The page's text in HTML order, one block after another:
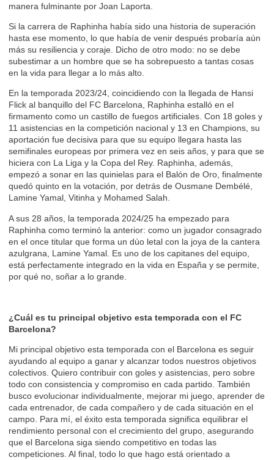
manera fulminante por Joan Laporta.
Si la carrera de Raphinha había sido una historia de superación
hasta ese momento, lo que había de venir después probaría aún
más su resiliencia y coraje. Dicho de otro modo: no se debe
subestimar a un hombre que se ha sobrepuesto a tantas cosas
en la vida para llegar a lo más alto.
En la temporada 2023/24, coincidiendo con la llegada de Hansi
Flick al banquillo del FC Barcelona, Raphinha estalló en el
firmamento como un castillo de fuegos artificiales. Con 18 goles y
11 asistencias en la competición nacional y 13 en Champions, su
aportación fue decisiva para que su equipo llegara hasta las
semifinales europeas por primera vez en seis años, y para que se
hiciera con La Liga y la Copa del Rey. Raphinha, además,
empezó a sonar en las quinielas para el Balón de Oro, finalmente
quedó quinto en la votación, por detrás de Ousmane Dembélé,
Lamine Yamal, Vitinha y Mohamed Salah.
A sus 28 años, la temporada 2024/25 ha empezado para
Raphinha como terminó la anterior: como un jugador consagrado
en el once titular que forma un dúo letal con la joya de la cantera
azulgrana, Lamine Yamal. Es uno de los capitanes del equipo,
está perfectamente integrado en la vida en España y se permite,
por qué no, soñar a lo grande.
¿Cuál es tu principal objetivo esta temporada con el FC
Barcelona?
Mi principal objetivo esta temporada con el Barcelona es seguir
ayudando al equipo a ganar y alcanzar todos nuestros objetivos
colectivos. Quiero contribuir con goles y asistencias, pero sobre
todo con consistencia y compromiso en cada partido. También
busco evolucionar individualmente, mejorar mi juego, aprender de
cada entrenador, de cada compañero y de cada situación en el
campo. Para mí, el éxito esta temporada significa equilibrar el
rendimiento personal con el crecimiento del grupo, asegurando
que el Barcelona siga siendo competitivo en todas las
competiciones. Al final, todo lo que hago está orientado a